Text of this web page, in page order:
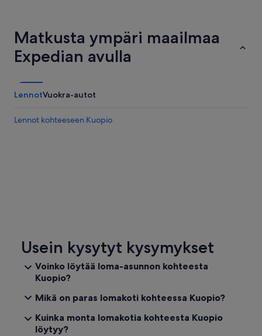
Matkusta ympäri maailmaa
Expedian avulla
LennotVuokra-autot
Lennot kohteeseen Kuopio
Usein kysytyt kysymykset
Voinko löytää loma-asunnon kohteesta
Kuopio?
Mikä on paras lomakoti kohteessa Kuopio?
Kuinka monta lomakotia kohteesta Kuopio
löytyy?